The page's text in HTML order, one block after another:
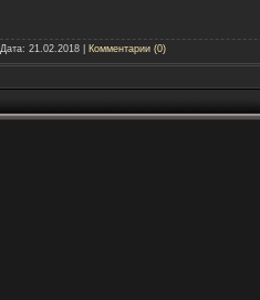
Дата: 21.02.2018 Комментарии (0)